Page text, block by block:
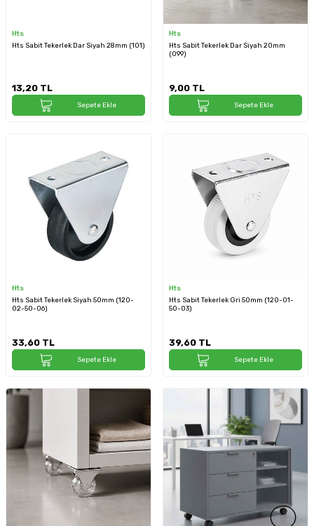
Hts
Hts Sabit Tekerlek Dar Siyah 28mm (101)
13,20 TL
Sepete Ekle
Hts
Hts Sabit Tekerlek Dar Siyah 20mm
(099)
9,00 TL
Sepete Ekle
Hts
Hts Sabit Tekerlek Siyah 50mm (120-
02-50-06)
33,60 TL
Sepete Ekle
Hts
Hts Sabit Tekerlek Gri 50mm (120-01-
50-03)
39,60 TL
Sepete Ekle